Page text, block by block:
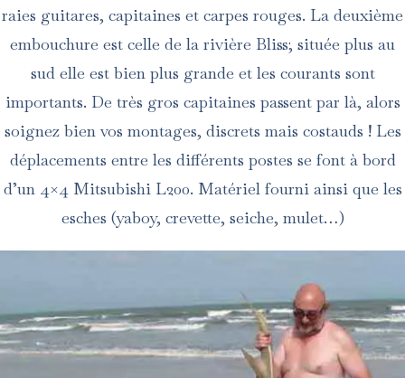
raies guitares, capitaines et carpes rouges. La deuxième
embouchure est celle de la rivière Bliss; située plus au
sud elle est bien plus grande et les courants sont
importants. De très gros capitaines passent par là, alors
soignez bien vos montages, discrets mais costauds ! Les
déplacements entre les différents postes se font à bord
d’un 4×4 Mitsubishi L200. Matériel fourni ainsi que les
esches (yaboy, crevette, seiche, mulet…)